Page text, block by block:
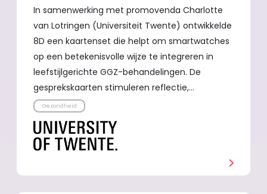
In samenwerking met promovenda Charlotte
van Lotringen (Universiteit Twente) ontwikkelde
8D een kaartenset die helpt om smartwatches
op een betekenisvolle wijze te integreren in
leefstijlgerichte GGZ-behandelingen. De
gesprekskaarten stimuleren reflectie,…
Gezondheid